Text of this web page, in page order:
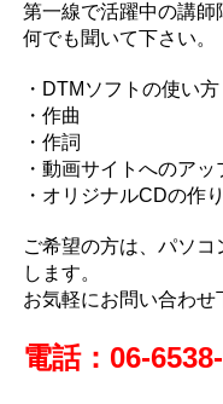
第一線で活躍中の講師
何でも聞いて下さい。
・DTMソフトの使い方
・作曲
・作詞
・動画サイトへのアッ
・オリジナルCDの作
ご希望の方は、パソコ
します。
お気軽にお問い合わせ
電話：06-